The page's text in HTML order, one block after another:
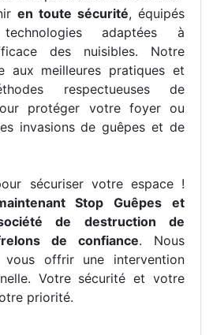
en toute sécurité, équipés
adaptées à
des nuisibles. Notre
aux meilleures pratiques et
respectueuses de
protéger votre foyer ou
invasions de guêpes et de
sécuriser votre espace !
Stop Guêpes et
de destruction de
de confiance. Nous
offrir une intervention
Votre sécurité et votre
priorité.